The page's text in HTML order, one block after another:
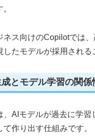
ネス向けのCopilotでは
したモデルが採用される
とモデル学習の関係
、AIモデルが過去に学習
作り出す仕組みです。